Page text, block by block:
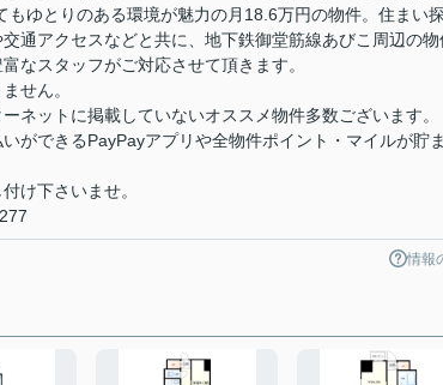
ゆとりのある環境が魅力の月18.6万円の物件。住まい
通アクセスなどと共に、地下鉄御堂筋線あびこ周辺の物
なスタッフがご対応させて頂きます。
せん。
ネットに掲載していないオススメ物件多数ございます。
ができるPayPayアプリや全物件ポイント・マイルが貯
け下さいませ。
情報